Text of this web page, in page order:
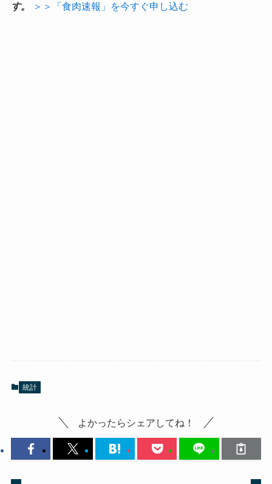
す。
＞＞「食肉速報」を今すぐ申し込む
統計
よかったらシェアしてね！